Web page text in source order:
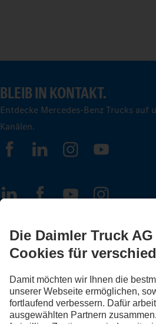
BLEIB IN KONTAKT.
Entdecke Mercedes-Benz Trucks auf
Kanälen.
FOLLOW THE ROADSTARS.
Tausche jetzt Erfahrungen mit
Truckern aus.